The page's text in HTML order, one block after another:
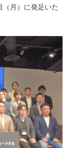
（月）に発足いた